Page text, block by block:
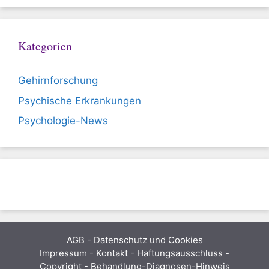
Kategorien
Gehirnforschung
Psychische Erkrankungen
Psychologie-News
AGB - Datenschutz und Cookies
Impressum - Kontakt - Haftungsausschluss -
Copyright - Behandlung-Diagnosen-Hinweis